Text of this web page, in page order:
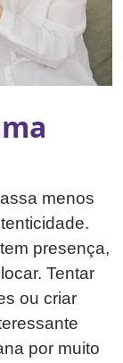
menos
presença,
Tentar
ou criar
por muito